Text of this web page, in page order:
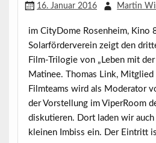
16. Januar 2016 Martin
im CityDome Rosenheim, Kino
Solarförderverein zeigt den
Film-Trilogie von „Leben mit
Matinee. Thomas Link, Mitglied
Filmteams wird als Moderator
der Vorstellung im ViperRoom
diskutieren. Dort laden wir auch
kleinen Imbiss ein. Der Eintritt